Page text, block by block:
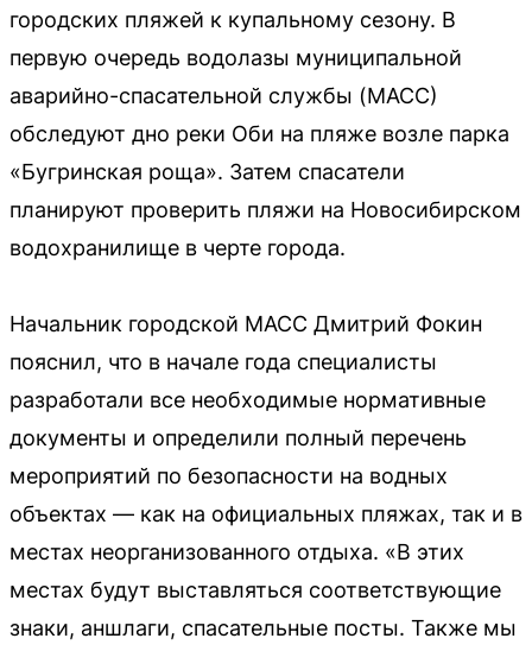
городских пляжей к купальному сезону. В
первую очередь водолазы муниципальной
аварийно-спасательной службы (МАСС)
обследуют дно реки Оби на пляже возле парка
«Бугринская роща». Затем спасатели
планируют проверить пляжи на Новосибирском
водохранилище в черте города.
Начальник городской МАСС Дмитрий Фокин
пояснил, что в начале года специалисты
разработали все необходимые нормативные
документы и определили полный перечень
мероприятий по безопасности на водных
объектах — как на официальных пляжах, так и в
местах неорганизованного отдыха. «В этих
местах будут выставляться соответствующие
знаки, аншлаги, спасательные посты. Также мы